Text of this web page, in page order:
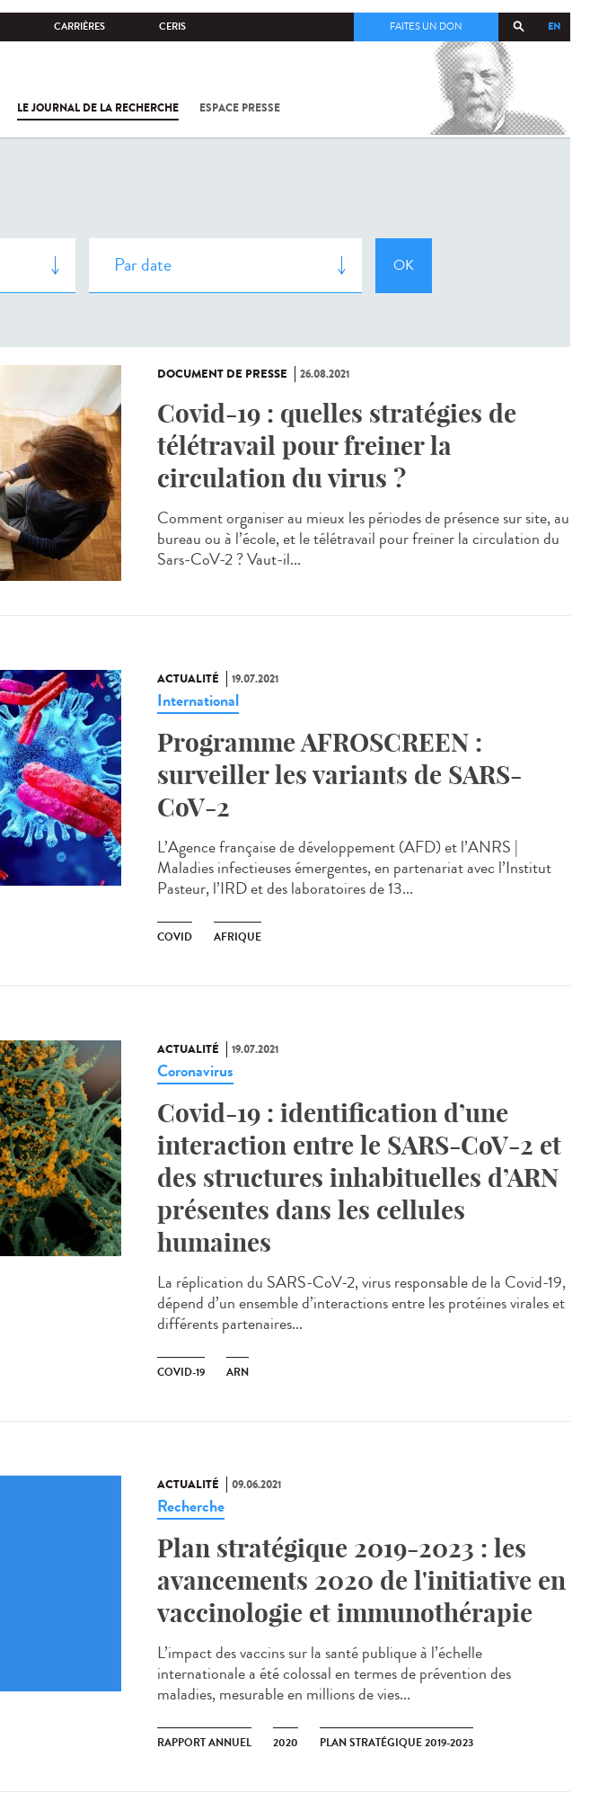
CARRIÈRES CERIS EN
FAITES UN DON
LE JOURNAL DE LA RECHERCHE ESPACE PRESSE
COV-2 /
DOCUMENT DE PRESSE 26.08.2021
Covid-19 : quelles stratégies de
télétravail pour freiner la
circulation du virus ?
Comment organiser au mieux les périodes de présence sur site, au
bureau ou à l’école, et le télétravail pour freiner la circulation du
Sars-CoV-2 ? Vaut-il...
ACTUALITÉ 19.07.2021
International
Programme AFROSCREEN :
surveiller les variants de SARS-
CoV-2
L’Agence française de développement (AFD) et l’ANRS |
Maladies infectieuses émergentes, en partenariat avec l’Institut
Pasteur, l’IRD et des laboratoires de 13...
COVID AFRIQUE
ACTUALITÉ 19.07.2021
Coronavirus
Covid-19 : identification d’une
interaction entre le SARS-CoV-2 et
des structures inhabituelles d’ARN
présentes dans les cellules
humaines
La réplication du SARS-CoV-2, virus responsable de la Covid-19,
dépend d’un ensemble d’interactions entre les protéines virales et
différents partenaires...
COVID-19 ARN
ACTUALITÉ 09.06.2021
Recherche
Plan stratégique 2019-2023 : les
avancements 2020 de l'initiative en
vaccinologie et immunothérapie
L’impact des vaccins sur la santé publique à l’échelle
internationale a été colossal en termes de prévention des
maladies, mesurable en millions de vies...
RAPPORT ANNUEL 2020 PLAN STRATÉGIQUE 2019-2023